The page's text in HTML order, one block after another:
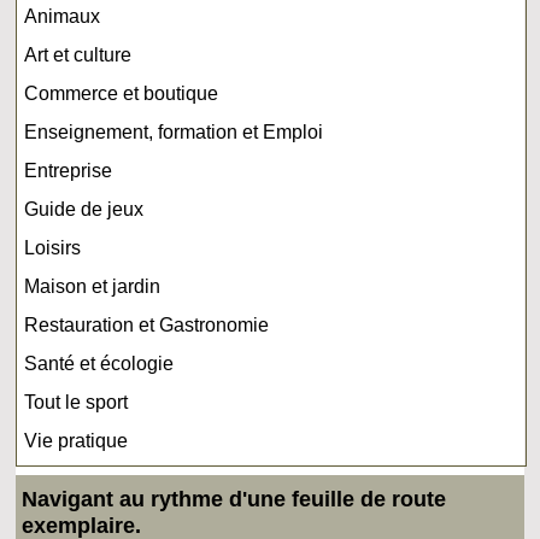
Animaux
Art et culture
Commerce et boutique
Enseignement, formation et Emploi
Entreprise
Guide de jeux
Loisirs
Maison et jardin
Restauration et Gastronomie
Santé et écologie
Tout le sport
Vie pratique
Navigant au rythme d'une feuille de route
exemplaire.